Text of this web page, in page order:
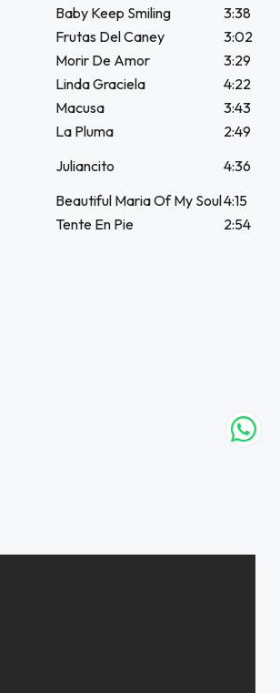
Baby Keep Smiling
3:38
Frutas Del Caney
3:02
Morir De Amor
3:29
Linda Graciela
4:22
Macusa
3:43
La Pluma
2:49
Juliancito
4:36
Beautiful Maria Of My Soul4:15
Tente En Pie 2:54